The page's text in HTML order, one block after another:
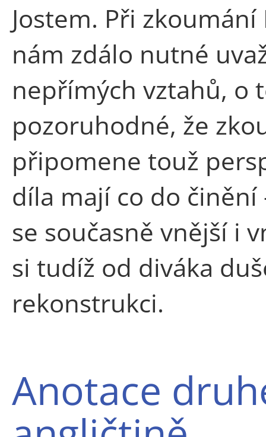
Jostem. Při
nám zdálo nutné
nepřímých vztahů, o
pozoruhodné, že
připomene touž
díla mají co do činění
se současně vnější i
si tudíž od diváka
rekonstrukci.
Anotace